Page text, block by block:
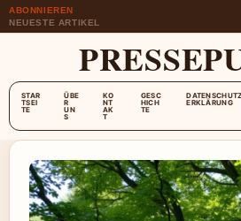
ABONNIEREN
NEUESTE ARTIKEL
STAR
TSEI
TE
ÜBE
R
UN
S
KO
NT
AK
T
GESC
HICH
TE
DATENSCHUTZ
ERKLÄRUNG